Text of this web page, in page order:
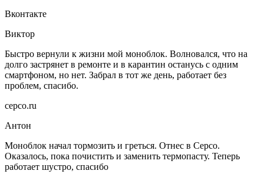
Вконтакте
Виктор
Быстро вернули к жизни мой моноблок. Волновался, что на
долго застрянет в ремонте и в карантин останусь с одним
смартфоном, но нет. Забрал в тот же день, работает без
проблем, спасибо.
серсо.ru
Антон
Моноблок начал тормозить и греться. Отнес в Серсо.
Оказалось, пока почистить и заменить термопасту. Теперь
работает шустро, спасибо